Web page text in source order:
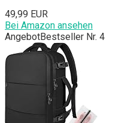
49,99 EUR
Bei Amazon ansehen
AngebotBestseller Nr. 4